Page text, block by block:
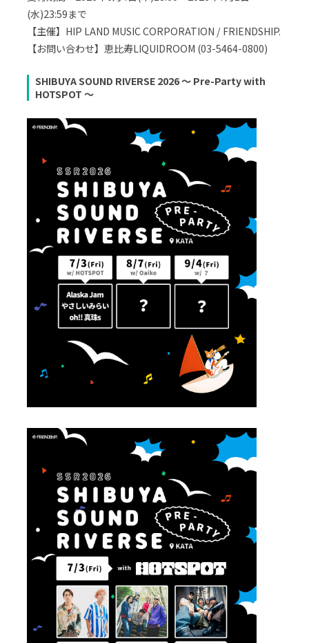
(水)23:59まで
【主催】HIP LAND MUSIC CORPORATION / FRIENDSHIP.
【お問い合わせ】恵比寿LIQUIDROOM (03-5464-0800)
SHIBUYA SOUND RIVERSE 2026 ～ Pre-Party with
HOTSPOT ～